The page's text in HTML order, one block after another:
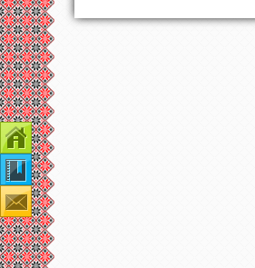
Контакти
Наша гімназія
Зворотній зв'язок